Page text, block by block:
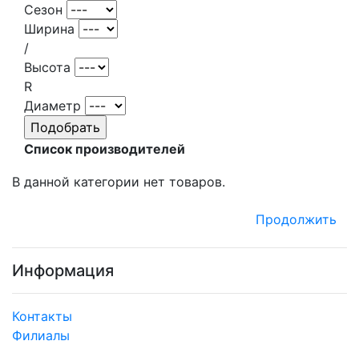
Сезон
Ширина
/
Высота
R
Диаметр
Список производителей
В данной категории нет товаров.
Продолжить
Информация
Контакты
Филиалы